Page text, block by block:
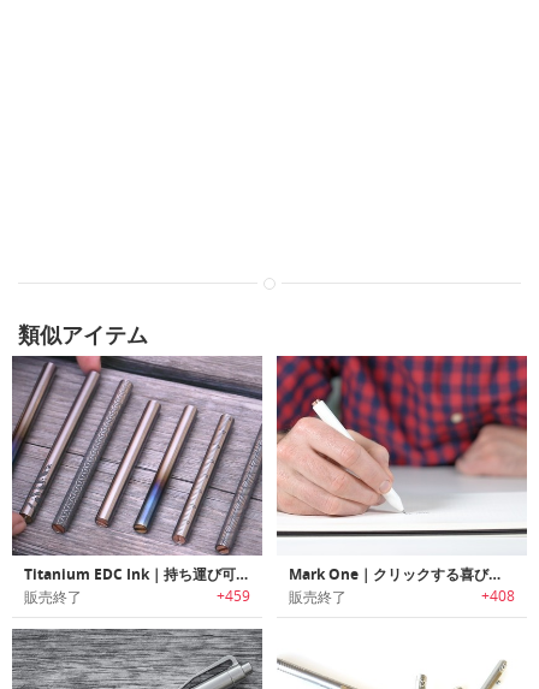
類似アイテム
Titanium EDC Ink｜持ち運び可能なチタン製キーホルダーペン「EDC インク」
販売終了 +459
Mark One｜クリックする喜びが味わえるミニマルデザインオールメタルペン「マークワン」
販売終了 +408